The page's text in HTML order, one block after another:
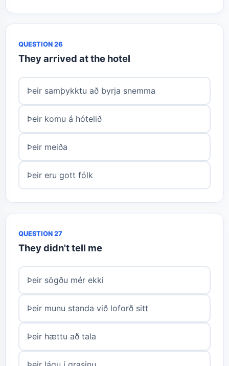
QUESTION 26
They arrived at the hotel
Þeir samþykktu að byrja snemma
Þeir komu á hótelið
Þeir meiða
Þeir eru gott fólk
QUESTION 27
They didn't tell me
Þeir sögðu mér ekki
Þeir munu standa við loforð sitt
Þeir hættu að tala